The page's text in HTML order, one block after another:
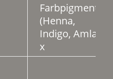
Farbpigmente
(Henna,
Indigo, Amla)
x